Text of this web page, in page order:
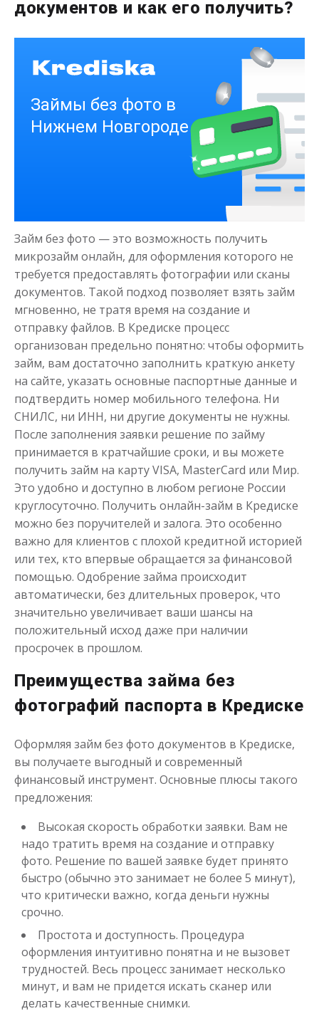
Сумма до50 000₽
от 1до 21 дня
Получить
Срок от 1до 21 дня
Получить
Моментальный займ
Сумма до 50 000₽
Срок от 1до 21 дня
Получить
Одолжим до 30 дней
Сумма до50 000
Срок от 1 до 30 дня
Получить
Переведём в долг
Сумма до50 000₽
Срок
Получить
документов и как его получить?
Займ без фото — это возможность получить
микрозайм онлайн, для оформления которого не
требуется предоставлять фотографии или сканы
документов. Такой подход позволяет взять займ
мгновенно, не тратя время на создание и
отправку файлов. В Кредиске процесс
организован предельно понятно: чтобы оформить
займ, вам достаточно заполнить краткую анкету
на сайте, указать основные паспортные данные и
подтвердить номер мобильного телефона. Ни
СНИЛС, ни ИНН, ни другие документы не нужны.
После заполнения заявки решение по займу
принимается в кратчайшие сроки, и вы можете
получить займ на карту VISA, MasterCard или Мир.
Это удобно и доступно в любом регионе России
круглосуточно. Получить онлайн-займ в Кредиске
можно без поручителей и залога. Это особенно
важно для клиентов с плохой кредитной историей
или тех, кто впервые обращается за финансовой
помощью. Одобрение займа происходит
автоматически, без длительных проверок, что
значительно увеличивает ваши шансы на
положительный исход даже при наличии
просрочек в прошлом.
Преимущества займа без
фотографий паспорта в Кредиске
Оформляя займ без фото документов в Кредиске,
вы получаете выгодный и современный
финансовый инструмент. Основные плюсы такого
предложения:
Высокая скорость обработки заявки. Вам не
надо тратить время на создание и отправку
фото. Решение по вашей заявке будет принято
быстро (обычно это занимает не более 5 минут),
что критически важно, когда деньги нужны
срочно.
Простота и доступность. Процедура
оформления интуитивно понятна и не вызовет
трудностей. Весь процесс занимает несколько
минут, и вам не придется искать сканер или
делать качественные снимки.